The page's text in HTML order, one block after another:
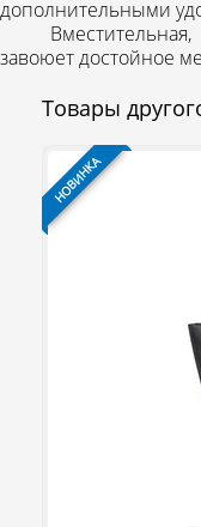
дополнительными
Вместительная,
завоюет достойное
Товары
НОВИНКА